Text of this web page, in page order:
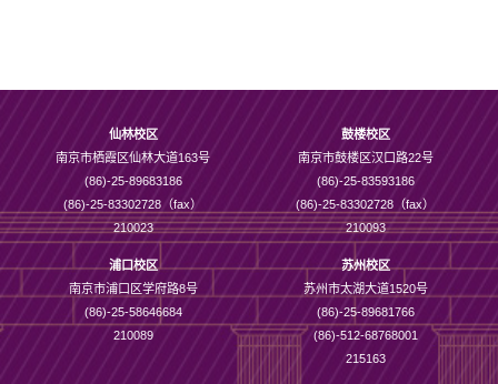
仙林校区
南京市栖霞区仙林大道163号
(86)-25-89683186
(86)-25-83302728（fax）
210023
鼓楼校区
南京市鼓楼区汉口路22号
(86)-25-83593186
(86)-25-83302728（fax）
210093
浦口校区
南京市浦口区学府路8号
(86)-25-58646684
210089
苏州校区
苏州市太湖大道1520号
(86)-25-89681766
(86)-512-68768001
215163